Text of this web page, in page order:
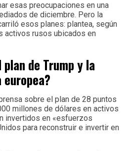
esas preocupaciones en una
de diciembre. Pero la
esos planes: plantea, según
activos rusos ubicados en
de Trump y la
sobre el plan de 28 puntos
millones de dólares en activos
invertidos en «esfuerzos
para reconstruir e invertir en